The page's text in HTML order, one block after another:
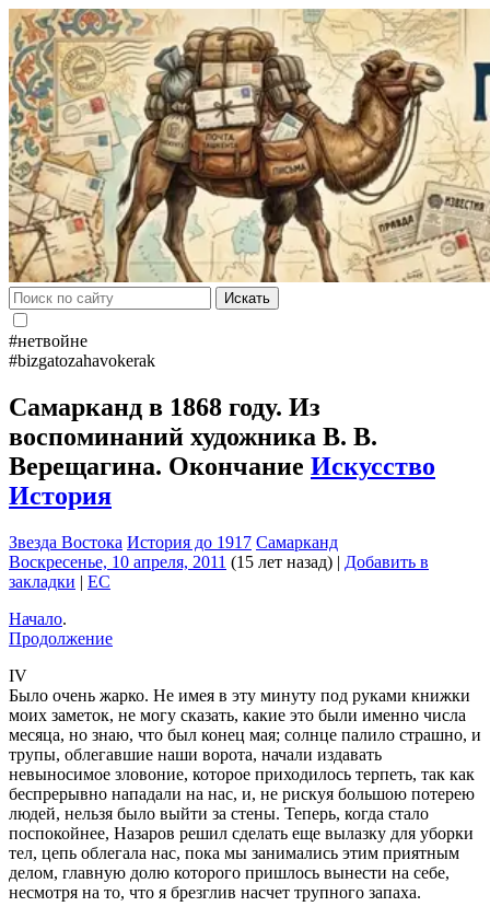
Искать
#нетвойне
#bizgatozahavokerak
Самарканд в 1868 году. Из
воспоминаний художника В. В.
Верещагина. Окончание Искусство
История
Звезда Востока История до 1917 Самарканд
Воскресенье, 10 апреля, 2011 (15 лет назад) | Добавить в
закладки | EC
Начало.
Продолжение
IV
Было очень жарко. Не имея в эту минуту под руками книжки
моих заметок, не могу сказать, какие это были именно числа
месяца, но знаю, что был конец мая; солнце палило страшно, и
трупы, облегавшие наши ворота, начали издавать
невыносимое зловоние, которое приходилось терпеть, так как
беспрерывно нападали на нас, и, не рискуя большою потерею
людей, нельзя было выйти за стены. Теперь, когда стало
поспокойнее, Назаров решил сделать еще вылазку для уборки
тел, цепь облегала нас, пока мы занимались этим приятным
делом, главную долю которого пришлось вынести на себе,
несмотря на то, что я брезглив насчет трупного запаха.